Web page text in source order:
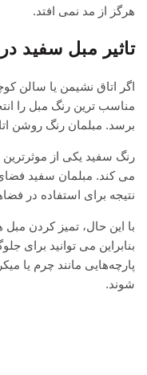
هرگز از مد نمی افتد.
تاثیر مبل سفید
اگر اتاق نشیمن یا سالن
مناسب ترین رنگ مبل را
برسد. مبلمان رنگ روشن
رنگ سفید یکی از
می کند. مبلمان سفید
نتیجه برای استفاده در
با این حال، تمیز کردن
بنابراین می توانید برای
پارچه‌هایی مانند چرم یا
شوند.